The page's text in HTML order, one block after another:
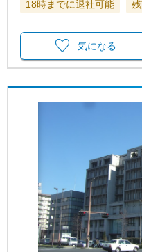
18時までに退社可能
気になる